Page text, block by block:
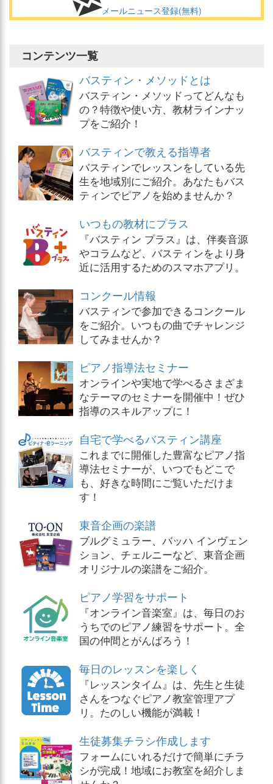
メールニュース登録(無料)
コンテンツ一覧
バスティン・メソッドとは
バスティン・メソッドってどんなも
の？特徴や使い方、教材ラインナッ
プをご紹介！
バスティンで教える指導者
バスティンでレッスンをしている先
生を地域別にご紹介。あなたもバス
ティンでピアノを始めませんか？
いつもの教材にプラス
『バスティン プラス』は、伴奏音源
やコラムなど、バスティンをより身
近に活用するためのスマホアプリ。
コンクール情報
バスティンで参加できるコンクール
をご紹介。いつもの曲でチャレンジ
してみませんか？
ピアノ指導法セミナー
オンラインや実地で学べるさまざま
なテーマのセミナーを開催中！ぜひ
指導のスキルアップに！
自宅で学べるバスティン講座
これまでに開催した豊富なピアノ指
導法セミナーが、いつでもどこで
も、好きな時間にご覧いただけま
す！
東音企画の楽譜
ブルグミュラー、バッハ インヴェン
ション、チェルニーなど、東音企画
オリジナルの楽譜をご紹介。
ピアノ学習をサポート
『オンライン音楽室』は、毎日のお
うちでのピアノ練習をサポート。全
国の仲間とがんばろう！
毎日のレッスンを楽しく
『レッスンタイム』は、先生と生徒
さんをつなぐピアノ教室管理アプ
リ。たのしい機能が満載！
生徒募集チラシ作成します
フォームにいれるだけで簡単にチラ
シが完成！地域にお教室を紹介しま